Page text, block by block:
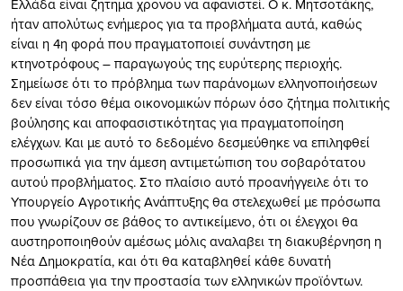
Ελλάδα είναι ζητημα χρονου να αφανιστεί. Ο κ. Μητσοτάκης,
ήταν απολύτως ενήμερος για τα προβλήματα αυτά, καθώς
είναι η 4η φορά που πραγματοποιεί συνάντηση με
κτηνοτρόφους – παραγωγούς της ευρύτερης περιοχής.
Σημείωσε ότι το πρόβλημα των παράνομων ελληνοποιήσεων
δεν είναι τόσο θέμα οικονομικών πόρων όσο ζήτημα πολιτικής
βούλησης και αποφασιστικότητας για πραγματοποίηση
ελέγχων. Και με αυτό το δεδομένο δεσμεύθηκε να επιληφθεί
προσωπικά για την άμεση αντιμετώπιση του σοβαρότατου
αυτού προβλήματος. Στο πλαίσιο αυτό προανήγγειλε ότι το
Υπουργείο Αγροτικής Ανάπτυξης θα στελεχωθεί με πρόσωπα
που γνωρίζουν σε βάθος το αντικείμενο, ότι οι έλεγχοι θα
αυστηροποιηθούν αμέσως μόλις αναλαβει τη διακυβέρνηση η
Νέα Δημοκρατία, και ότι θα καταβληθεί κάθε δυνατή
προσπάθεια για την προστασία των ελληνικών προϊόντων.